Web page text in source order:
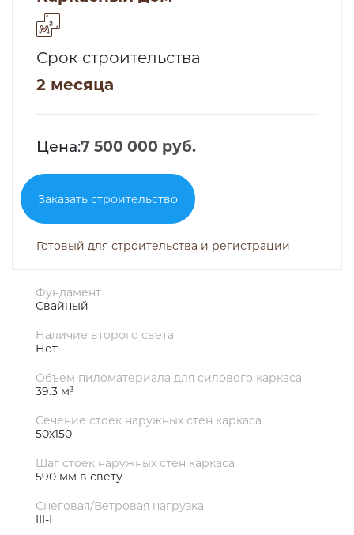
Срок строительства
2 месяца
Цена:7 500 000 руб.
Заказать строительство
Готовый для строительства и регистрации
Фундамент
Свайный
Наличие второго света
Нет
Объем пиломатериала для силового каркаса
39.3 м³
Сечение стоек наружных стен каркаса
50х150
Шаг стоек наружных стен каркаса
590 мм в свету
Снеговая/Ветровая нагрузка
III-I